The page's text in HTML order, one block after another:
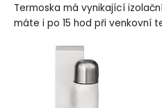
Termoska má vynikající
máte i po 15 hod při venkovní